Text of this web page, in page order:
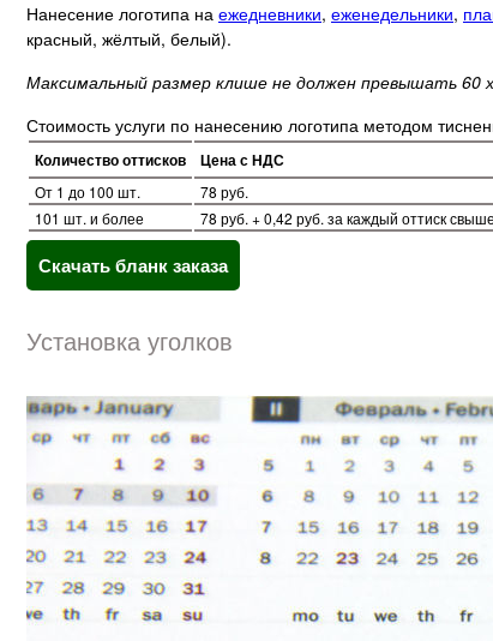
Нанесение логотипа на ежедневники, еженедельники,
красный, жёлтый, белый).
Максимальный размер клише не должен превышать 60
Стоимость услуги по нанесению логотипа методом
Количество оттисков Цена с НДС
От 1 до 100 шт.
78 руб.
101 шт. и более
78 руб. + 0,42 руб. за каждый оттиск
Скачать бланк заказа
Установка уголков